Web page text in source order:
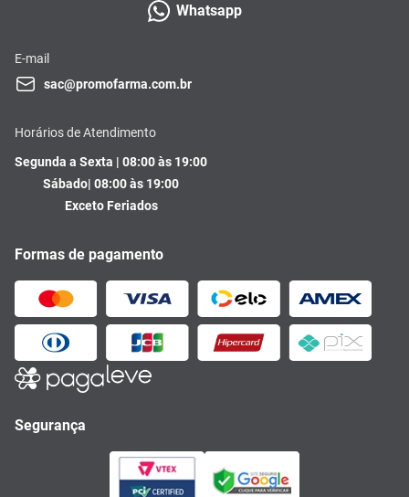
Whatsapp
E-mail
sac@promofarma.com.br
Horários de Atendimento
Segunda a Sexta | 08:00 às 19:00
Sábado| 08:00 às 19:00
Exceto Feriados
Formas de pagamento
Segurança